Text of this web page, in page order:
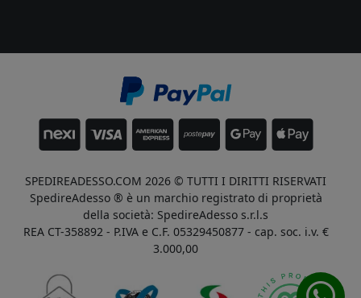
SPEDIREADESSO.COM 2026 © TUTTI I DIRITTI RISERVATI
SpedireAdesso ® è un marchio registrato di proprietà
della società: SpedireAdesso s.r.l.s
REA CT-358892 - P.IVA e C.F. 05329450877 - cap. soc. i.v. €
3.000,00